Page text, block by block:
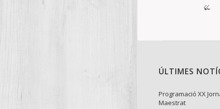
←
ÚLTIMES
Programació XX
Maestrat